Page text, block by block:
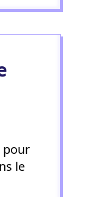
pour
le